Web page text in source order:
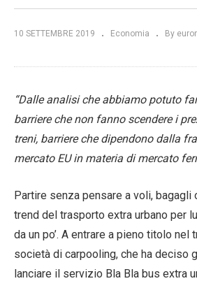
10 SETTEMBRE 2019 Economia By
“Dalle analisi che abbiamo potuto
barriere che non fanno scendere i
treni, barriere che dipendono dalla
mercato EU in materia di mercato
Partire senza pensare a voli, bagagli
trend del trasporto extra urbano per
da un po’. A entrare a pieno titolo nel
società di carpooling, che ha deciso
lanciare il servizio Bla Bla bus extra